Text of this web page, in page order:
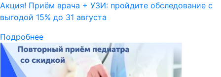
Акция! Приём врача + УЗИ: пройдите обследование с
выгодой 15% до 31 августа
Подробнее